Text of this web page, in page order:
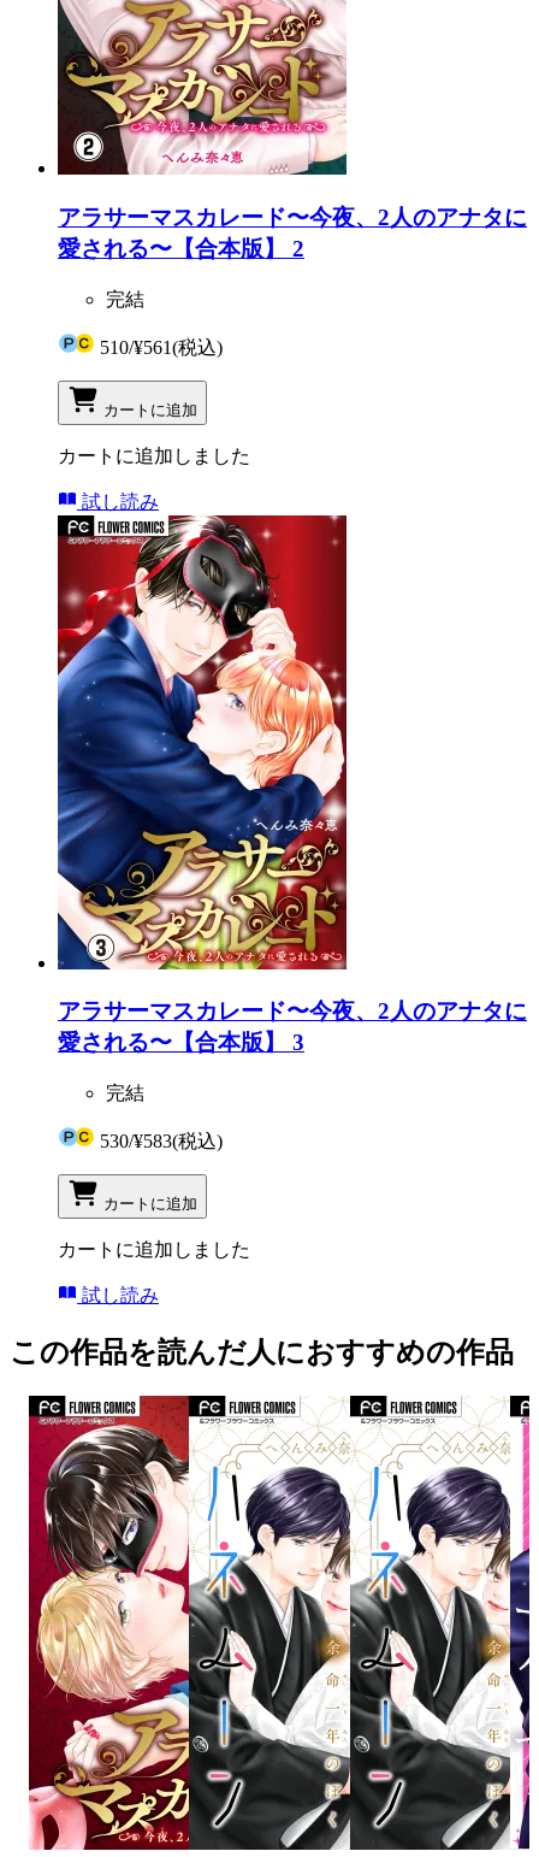
アラサーマスカレード〜今夜、2人のアナタに
愛される〜【合本版】 2
完結
510/¥561(税込)
カートに追加
カートに追加しました
試し読み
アラサーマスカレード〜今夜、2人のアナタに
愛される〜【合本版】 3
完結
530/¥583(税込)
カートに追加
カートに追加しました
試し読み
この作品を読んだ人におすすめの作品